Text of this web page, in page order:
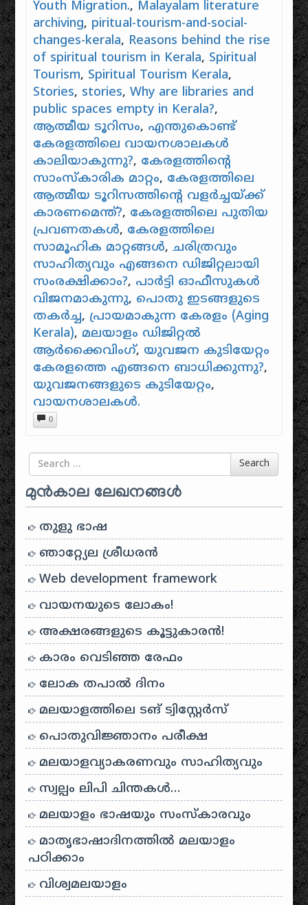
Youth Migration., Malayalam literature
archiving, piritual-tourism-and-social-
changes-kerala, Reasons behind the rise
of spiritual tourism in Kerala, Spiritual
Tourism, Spiritual Tourism Kerala,
Stories, stories,Why are libraries and
public spaces empty in Kerala?,
ആത്മീയ ടൂറിസം, എന്തുകൊണ്ട്
കേരളത്തിലെ വായനശാലകൾ
കാലിയാകുന്നു?, കേരളത്തിന്റെ
സാംസ്കാരിക മാറ്റം, കേരളത്തിലെ
ആത്മീയ ടൂറിസത്തിന്റെ വളർച്ചയ്ക്ക്
കാരണമെന്ത്?, കേരളത്തിലെ പുതിയ
പ്രവണതകൾ, കേരളത്തിലെ
സാമൂഹിക മാറ്റങ്ങൾ,ചരിത്രവും
സാഹിത്യവും എങ്ങനെ ഡിജിറ്റലായി
സംരക്ഷിക്കാം?, പാർട്ടി ഓഫീസുകൾ
വിജനമാകുന്നു, പൊതു ഇടങ്ങളുടെ
തകർച്ച, പ്രായമാകുന്ന കേരളം (Aging
Kerala), മലയാളം ഡിജിറ്റൽ
ആർക്കൈവിംഗ്, യുവജന കുടിയേറ്റം
കേരളത്തെ എങ്ങനെ ബാധിക്കുന്നു?,
യുവജനങ്ങളുടെ കുടിയേറ്റം,
വായനശാലകൾ.
0
Search for Search
മുൻകാല ലേഖനങ്ങൾ
തുളു ഭാഷ
ഞാറ്റ്യേല ശ്രീധരൻ
Web development framework
വായനയുടെ ലോകം!
അക്ഷരങ്ങളുടെ കൂട്ടുകാരൻ!
കാരം വെടിഞ്ഞ രേഫം
ലോക തപാൽ ദിനം
മലയാളത്തിലെ ടങ് ട്വിസ്റ്റേർസ്
പൊതുവിജ്ഞാനം പരീക്ഷ
മലയാളവ്യാകരണവും സാഹിത്യവും
സ്വല്പം ലിപി ചിന്തകൾ…
മലയാളം ഭാഷയും സംസ്കാരവും
മാതൃഭാഷാദിനത്തിൽ മലയാളം
പഠിക്കാം
വിശ്വമലയാളം